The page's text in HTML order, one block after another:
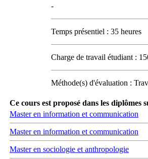
-
Temps présentiel : 35 heures
Charge de travail étudiant :
Méthode(s) d'évaluation :
Ce cours est proposé dans les diplômes
Master en information et communication
Master en information et communication
Master en sociologie et anthropologie